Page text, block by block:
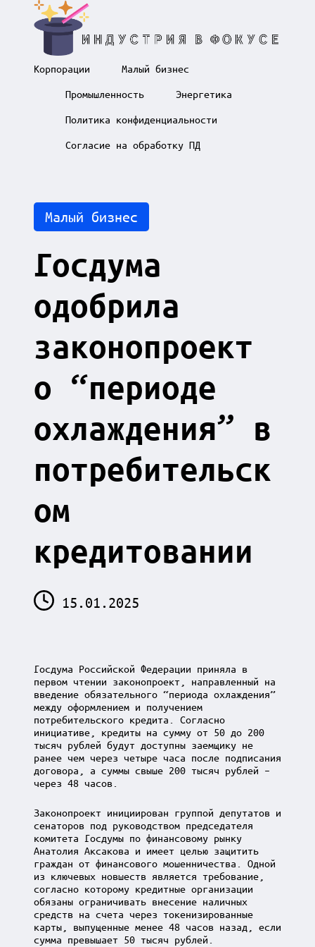
И
н
ф
к
е
Корпорации
Малый бизнес
Промышленность
Энергетика
Политика конфиденциальности
Согласие на обработку ПД
Posted
in
Малый бизнес
Госдума
одобрила
законопроект
о “периоде
охлаждения” в
потребительск
ом
кредитовании
15.01.2025
Госдума Российской Федерации приняла в
первом чтении законопроект, направленный на
введение обязательного “периода охлаждения”
между оформлением и получением
потребительского кредита. Согласно
инициативе, кредиты на сумму от 50 до 200
тысяч рублей будут доступны заемщику не
ранее чем через четыре часа после подписания
договора, а суммы свыше 200 тысяч рублей –
через 48 часов.
Законопроект инициирован группой депутатов и
сенаторов под руководством председателя
комитета Госдумы по финансовому рынку
Анатолия Аксакова и имеет целью защитить
граждан от финансового мошенничества. Одной
из ключевых новшеств является требование,
согласно которому кредитные организации
обязаны ограничивать внесение наличных
средств на счета через токенизированные
карты, выпущенные менее 48 часов назад, если
сумма превышает 50 тысяч рублей.